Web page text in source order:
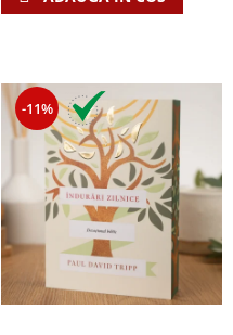
-11%